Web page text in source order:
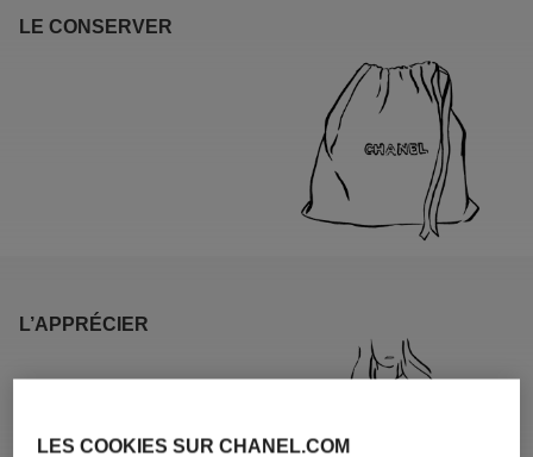
LE CONSERVER
L’APPRÉCIER
LES COOKIES SUR CHANEL.COM